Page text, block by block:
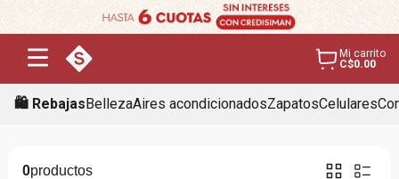
Mi carrito
C$0.00
🛍️ RebajasBellezaAires acondicionadosZapatosCelulares
0